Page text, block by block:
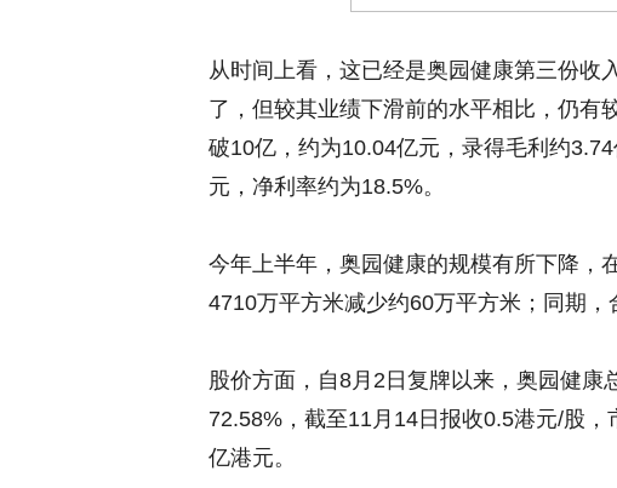
从时间上看，这已经是奥园健康第三份收
了，但较其业绩下滑前的水平相比，仍有
破10亿，约为10.04亿元，录得毛利约
元，净利率约为18.5%。
今年上半年，奥园健康的规模有所下降，
4710万平方米减少约60万平方米；同期，
股价方面，自8月2日复牌以来，奥园健
72.58%，截至11月14日报收0.5港元/股
亿港元。